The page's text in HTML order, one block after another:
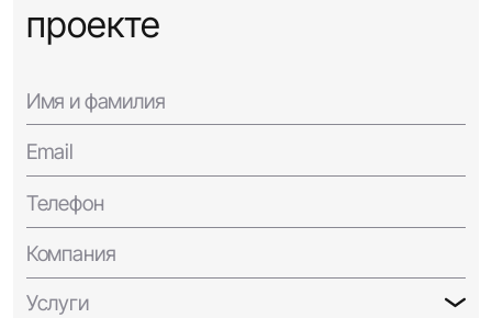
проекте
Имя и фамилия
Email
Телефон
Компания
Услуги